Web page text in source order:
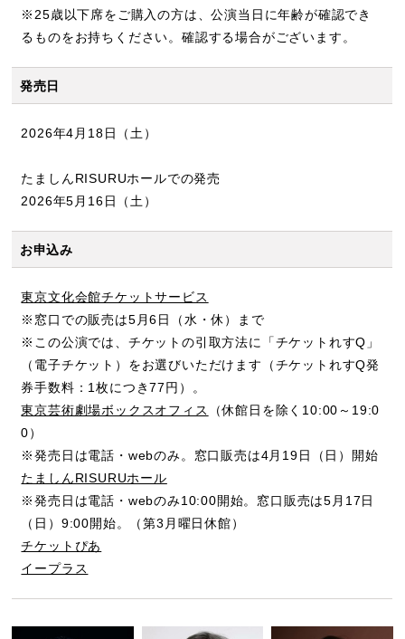
※25歳以下席をご購入の方は、公演当日に年齢が確認でき
るものをお持ちください。確認する場合がございます。
発売日
2026年4月18日（土）
たましんRISURUホールでの発売
2026年5月16日（土）
お申込み
東京文化会館チケットサービス
※窓口での販売は5月6日（水・休）まで
※この公演では、チケットの引取方法に「チケットれすQ」
（電子チケット）をお選びいただけます（チケットれすQ発
券手数料：1枚につき77円）。
東京芸術劇場ボックスオフィス
（休館日を除く10:00～19:0
0）
※発売日は電話・webのみ。窓口販売は4月19日（日）開始
たましんRISURUホール
※発売日は電話・webのみ10:00開始。窓口販売は5月17日
（日）9:00開始。（第3月曜日休館）
チケットぴあ
イープラス